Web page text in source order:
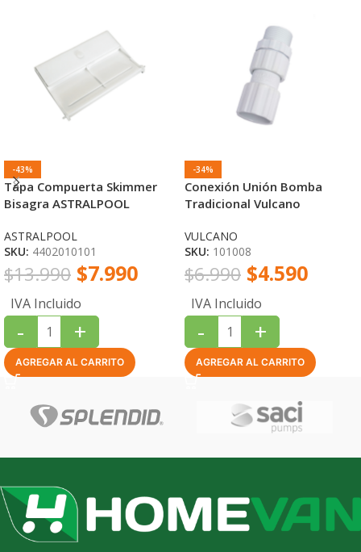
-43%
Tapa Compuerta Skimmer
Bisagra ASTRALPOOL
ASTRALPOOL
SKU: 4402010101
$13.990 $7.990
IVA Incluido
- +
AGREGAR AL CARRITO
-34%
Conexión Unión Bomba
Tradicional Vulcano
VULCANO
SKU: 101008
$6.990 $4.590
IVA Incluido
- +
AGREGAR AL CARRITO